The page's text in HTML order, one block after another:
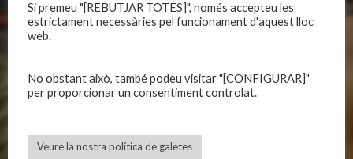
CALENDARIS
Equips federats
Categories inferiors
INFORMACIONS
Botiga
Intranet
Si premeu "[REBUTJAR TOTES]", només accepteu les
estrictament necessàries pel funcionament d'aquest lloc
web.
No obstant això, també podeu visitar "[CONFIGURAR]"
per proporcionar un consentiment controlat.
Veure la nostra política de galetes